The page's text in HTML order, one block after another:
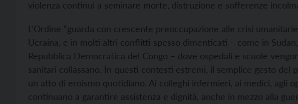
violenza continui a seminare morte, distruzione e sofferenze
L’Ordine “guarda con crescente preoccupazione alle crisi
Ucraina, e in molti altri conflitti spesso dimenticati – come in Sudan,
Repubblica Democratica del Congo – dove ospedali e scuole
sanitari collassano. In questi contesti estremi, il semplice gesto del
un atto di eroismo quotidiano. Ai colleghi infermieri, ai medici, agli
continuano a garantire assistenza e dignità, anche in mezzo alla